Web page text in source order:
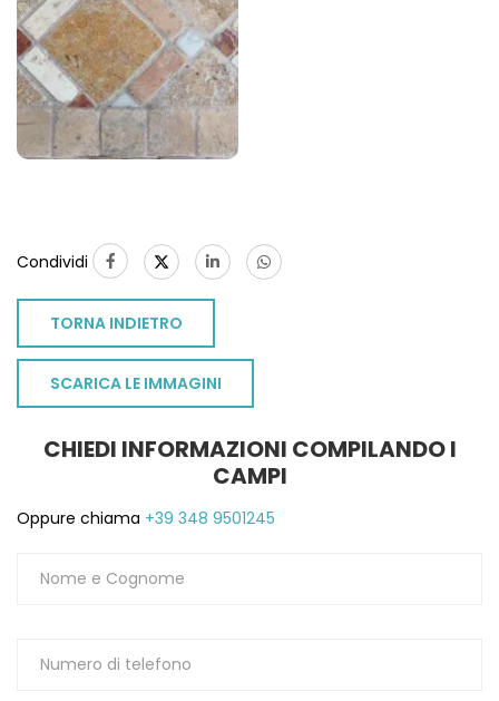
Condividi
TORNA INDIETRO
SCARICA LE IMMAGINI
CHIEDI INFORMAZIONI COMPILANDO I
CAMPI
Oppure chiama +39 348 9501245